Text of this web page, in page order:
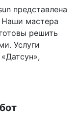
представлена
мастера
решить
Услуги